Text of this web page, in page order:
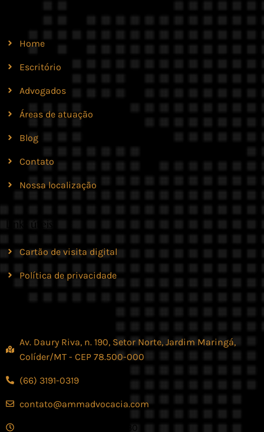
Home
Escritório
Advogados
Áreas de atuação
Blog
Contato
Nossa localização
Links úteis
Cartão de visita digital
Política de privacidade
Av. Daury Riva, n. 190, Setor Norte, Jardim Maringá,
Colíder/MT - CEP 78.500-000
(66) 3191-0319
contato@ammadvocacia.com